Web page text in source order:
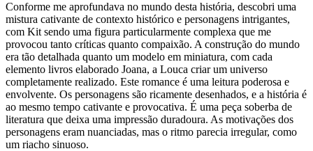
Conforme me aprofundava no mundo desta história, descobri uma
mistura cativante de contexto histórico e personagens intrigantes,
com Kit sendo uma figura particularmente complexa que me
provocou tanto críticas quanto compaixão. A construção do mundo
era tão detalhada quanto um modelo em miniatura, com cada
elemento livros elaborado Joana, a Louca criar um universo
completamente realizado. Este romance é uma leitura poderosa e
envolvente. Os personagens são ricamente desenhados, e a história é
ao mesmo tempo cativante e provocativa. É uma peça soberba de
literatura que deixa uma impressão duradoura. As motivações dos
personagens eram nuanciadas, mas o ritmo parecia irregular, como
um riacho sinuoso.